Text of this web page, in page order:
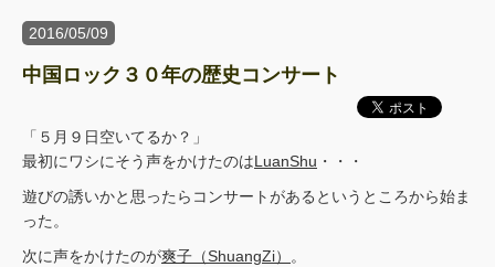
2016/05/09
中国ロック３０年の歴史コンサート
「５月９日空いてるか？」
最初にワシにそう声をかけたのはLuanShu ・・・
遊びの誘いかと思ったらコンサートがあるというところから始ま
った。
次に声をかけたのが爽子（ShuangZi） 。